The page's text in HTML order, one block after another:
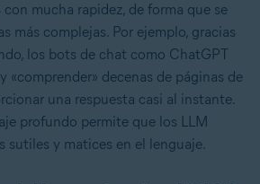
mucha rapidez, de forma que se
más complejas. Por ejemplo, gracias
los bots de chat como ChatGPT
«comprender» decenas de páginas de
una respuesta casi al instante.
profundo permite que los LLM
sutiles y matices en el lenguaje.